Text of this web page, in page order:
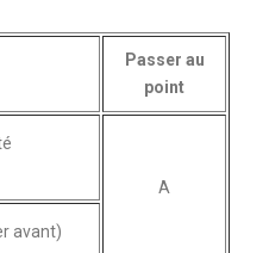
Passer au
point
A
avant)